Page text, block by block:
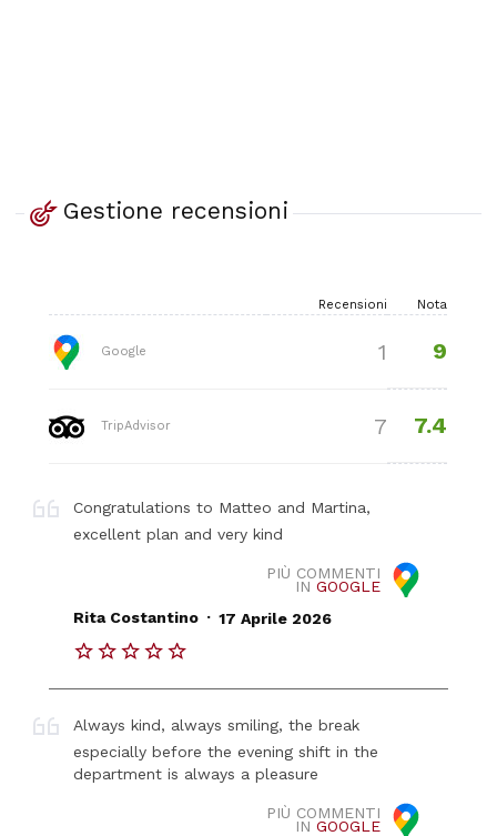
Gestione recensioni
Recensioni Nota
Google 1 9
TripAdvisor 7 7.4
Congratulations to Matteo and Martina,
excellent plan and very kind
PIÙ COMMENTI
IN GOOGLE
Rita Costantino . 17 Aprile 2026
Always kind, always smiling, the break
especially before the evening shift in the
department is always a pleasure
PIÙ COMMENTI
IN GOOGLE